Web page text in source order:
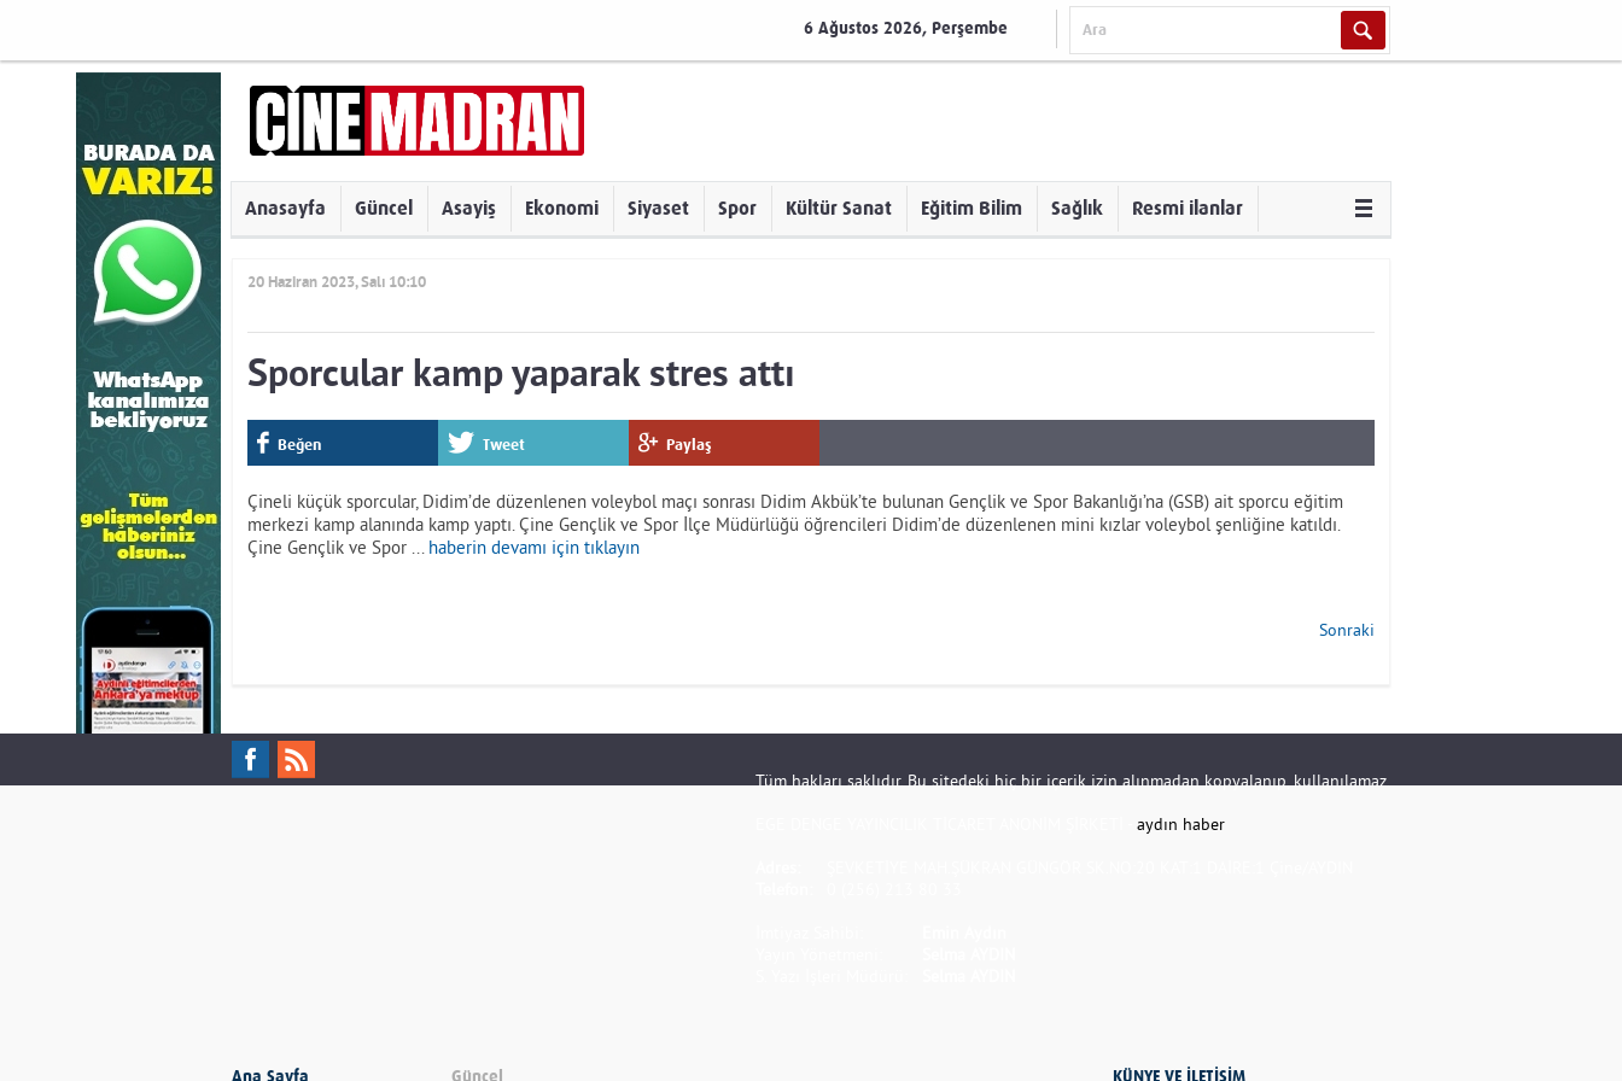
6 Ağustos 2026, Perşembe
Anasayfa Güncel Asayiş Ekonomi Siyaset Spor Kültür Sanat Eğitim Bilim Sağlık Resmi ilanlar
20 Haziran 2023, Salı 10:10
Sporcular kamp yaparak stres attı
Beğen Tweet Paylaş
Çineli küçük sporcular, Didim’de düzenlenen voleybol maçı sonrası Didim Akbük’te bulunan Gençlik ve Spor Bakanlığı’na (GSB) ait sporcu eğitim
merkezi kamp alanında kamp yaptı. Çine Gençlik ve Spor İlçe Müdürlüğü öğrencileri Didim’de düzenlenen mini kızlar voleybol şenliğine katıldı.
Çine Gençlik ve Spor ... haberin devamı için tıklayın
Sonraki
Tüm hakları saklıdır. Bu sitedeki hiç bir içerik izin alınmadan kopyalanıp, kullanılamaz.
aydın haber
Ana Sayfa Güncel KÜNYE VE İLETİŞİM